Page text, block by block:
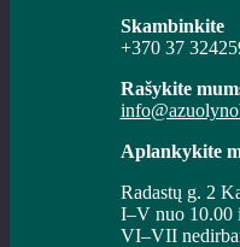
Skambinkite
+370 37
Rašykite
Aplankykite
Radastų g. 2
I–V nuo 10.00
VI–VII